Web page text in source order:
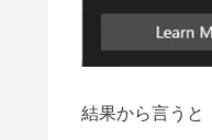
結果から言うと